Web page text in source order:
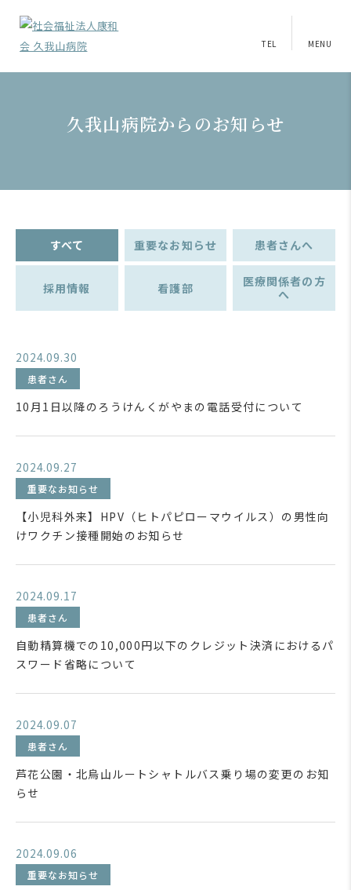
TEL MENU
久我山病院からのお知らせ
すべて 重要なお知らせ 患者さんへ
採用情報 看護部
医療関係者の方
へ
2024.09.30
患者さん
10月1日以降のろうけんくがやまの電話受付について
2024.09.27
重要なお知らせ
【小児科外来】HPV（ヒトパピローマウイルス）の男性向
けワクチン接種開始のお知らせ
2024.09.17
患者さん
自動精算機での10,000円以下のクレジット決済におけるパ
スワード省略について
2024.09.07
患者さん
芦花公園・北烏山ルートシャトルバス乗り場の変更のお知
らせ
2024.09.06
重要なお知らせ